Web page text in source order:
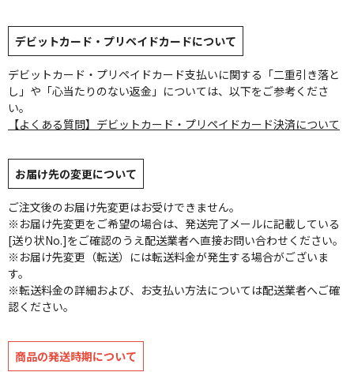
デビットカード・プリペイドカードについて
デビットカード・プリペイドカード支払いに関する「二重引き落と
し」や「心当たりのない返金」については、以下をご参考くださ
い。
【よくある質問】デビットカード・プリペイドカード決済について
お届け先の変更について
ご注文後のお届け先変更はお受けできません。
※お届け先変更をご希望の場合は、発送完了メールに記載している
[送り状No.]をご確認のうえ配送業者へ直接お問い合わせください。
※お届け先変更（転送）には転送料金が発生する場合がございま
す。
※転送料金の詳細および、お支払い方法については配送業者へご確
認ください。
商品の発送時期について